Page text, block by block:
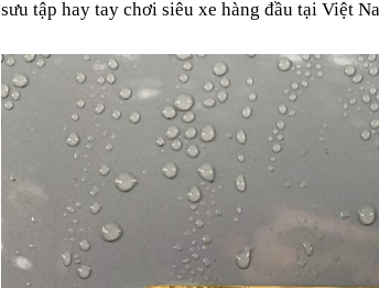
sưu tập hay tay chơi siêu xe hàng đầu tại Việt